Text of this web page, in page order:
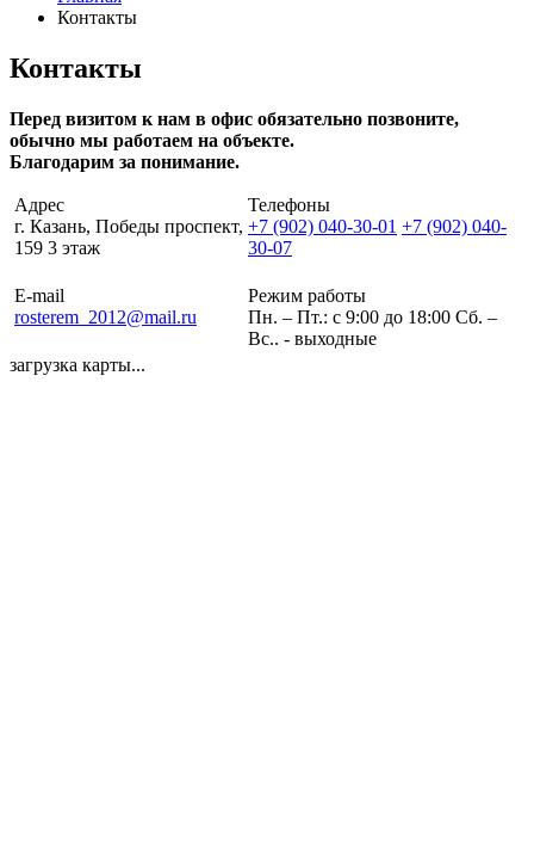
Контакты
Контакты
Перед визитом к нам в офис обязательно позвоните,
обычно мы работаем на объекте.
Благодарим за понимание.
Адрес
г. Казань, Победы проспект,
159 3 этаж
Телефоны
+7 (902) 040-30-01 +7 (902) 040-
30-07
E-mail
rosterem_2012@mail.ru
Режим работы
Пн. – Пт.: с 9:00 до 18:00 Сб. –
Вс.. - выходные
загрузка карты...